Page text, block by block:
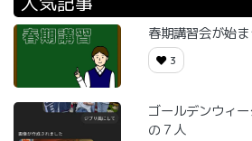
春期講習会が始
3
ゴールデンウィ
の７人